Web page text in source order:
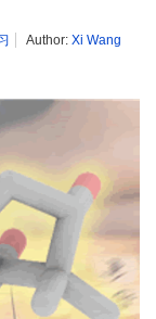
Author: Xi Wang